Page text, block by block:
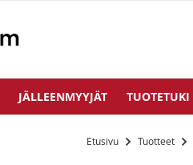
JÄLLEENMYYJÄT TUOTETUKI
Etusivu Tuotteet